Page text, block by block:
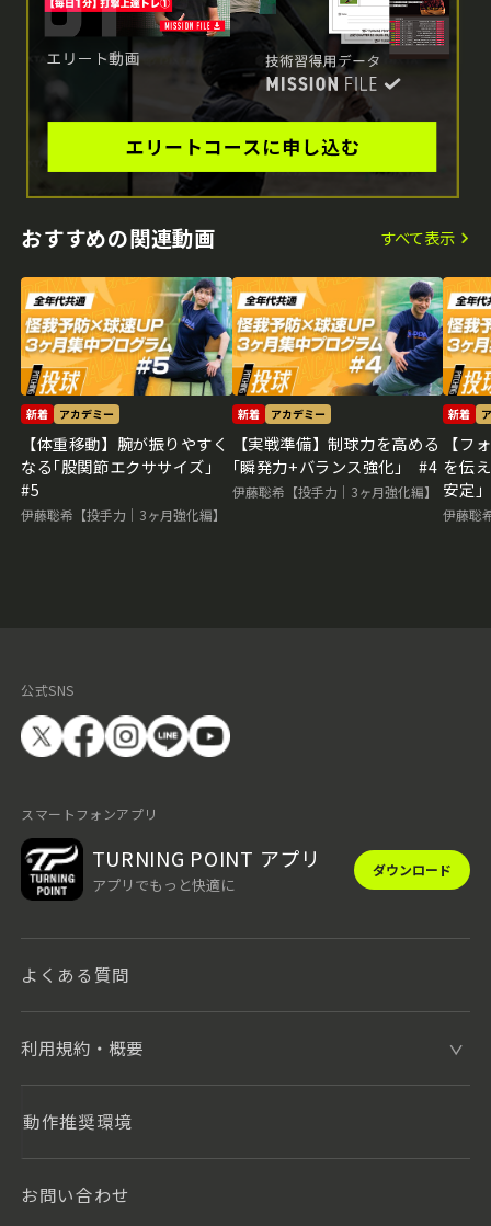
おすすめの関連動画 すべて表示
新着 アカデミー
【体重移動】腕が振りやすく
なる｢股関節エクササイズ｣
#5
伊藤聡希【投手力｜3ヶ月強化編】
新着 アカデミー
【実戦準備】制球力を高める
｢瞬発力+バランス強化｣ #4
伊藤聡希【投手力｜3ヶ月強化編】
新着
【フ
を伝
安定
伊藤聡
公式SNS
スマートフォンアプリ
TURNING POINT アプリ
アプリでもっと快適に
ダウンロード
よくある質問
利用規約・概要
動作推奨環境
お問い合わせ